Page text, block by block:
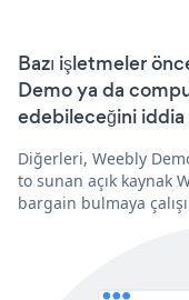
Bazı işletmeler
Demo ya da
edebileceğini iddia
Diğerleri, Weebly
to sunan açık kaynak
bargain bulmaya